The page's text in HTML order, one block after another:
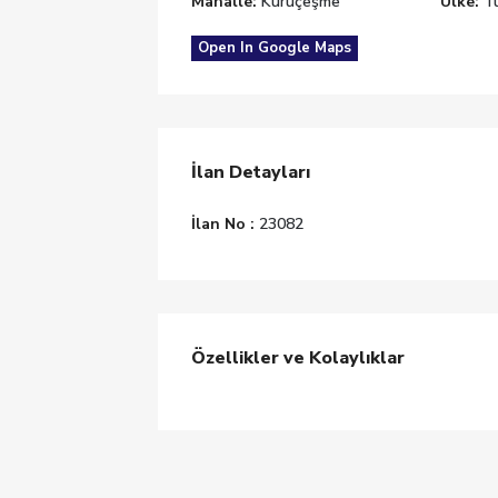
Open In Google Maps
İlan Detayları
İlan No : 23082
Özellikler ve Kolaylıklar